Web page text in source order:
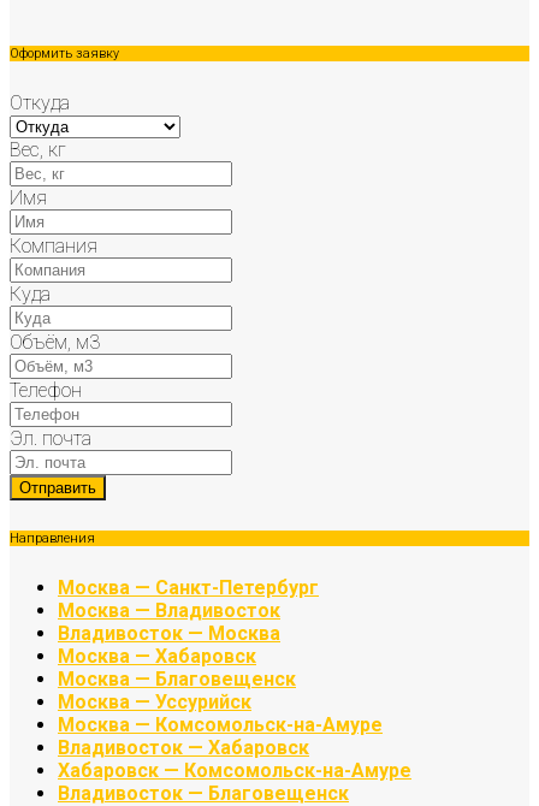
Оформить заявку
Откуда
Вес, кг
Имя
Компания
Куда
Объём, м3
Телефон
Эл. почта
Направления
Москва — Санкт-Петербург
Москва — Владивосток
Владивосток — Москва
Москва — Хабаровск
Москва — Благовещенск
Москва — Уссурийск
Москва — Комсомольск-на-Амуре
Владивосток — Хабаровск
Хабаровск — Комсомольск-на-Амуре
Владивосток — Благовещенск